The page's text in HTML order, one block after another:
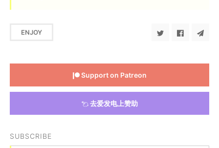
ENJOY
Support on Patreon
去爱发电上赞助
SUBSCRIBE